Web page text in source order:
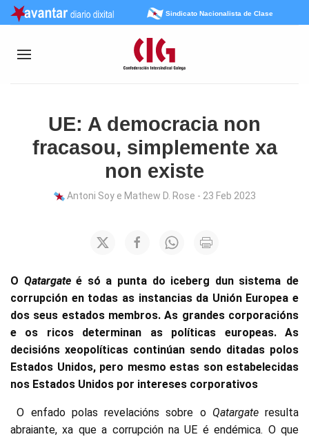
Sindicato Nacionalista de Clase
UE: A democracia non
fracasou, simplemente xa
non existe
Antoni Soy e Mathew D. Rose - 23 Feb 2023
O Qatargateé só a punta do iceberg dun sistema de
corrupción en todas as instancias da Unión Europea e
dos seus estados membros. As grandes corporacións
e os ricos determinan as políticas europeas. As
decisións xeopolíticas continúan sendo ditadas polos
Estados Unidos, pero mesmo estas son estabelecidas
nos Estados Unidos por intereses corporativos
O enfado polas revelacións sobre o Qatargateresulta
abraiante, xa que a corrupción na UE é endémica. O que